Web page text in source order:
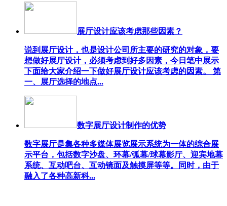
展厅设计应该考虑那些因素？
说到展厅设计，也是设计公司所主要的研究的对象，要
想做好展厅设计，必须考虑到好多因素，今日笔中展示
下面给大家介绍一下做好展厅设计应该考虑的因素。 第
一、展厅选择的地点...
数字展厅设计制作的优势
数字展厅是集各种多媒体展览展示系统为一体的综合展
示平台，包括数字沙盘、环幕/弧幕/球幕影厅、迎宾地幕
系统、互动吧台、互动镜面及触摸屏等等。同时，由于
融入了各种高新科...